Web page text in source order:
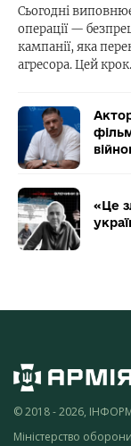
Сьогодні
операції —
кампанії, яка
агресора. Цей
«Це
© 2018 - 2026,
Міністерство